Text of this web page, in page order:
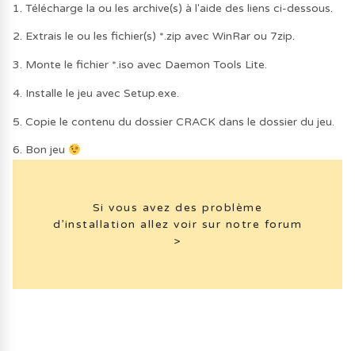
1. Télécharge la ou les archive(s) à l'aide des liens ci-dessous.
2. Extrais le ou les fichier(s) *.zip avec WinRar ou 7zip.
3. Monte le fichier *.iso avec Daemon Tools Lite.
4. Installe le jeu avec Setup.exe.
5. Copie le contenu du dossier CRACK dans le dossier du jeu.
6. Bon jeu
Si vous avez des problème
d’installation allez voir sur notre forum
>